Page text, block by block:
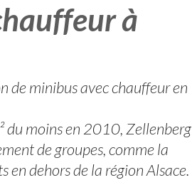
à
de minibus avec chauffeur en
du moins en 2010, Zellenberg
de groupes, comme la
en dehors de la région Alsace.